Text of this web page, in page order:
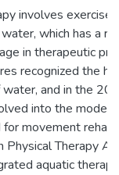
involves exercises
which has a
in therapeutic
recognized the
and in the
into the
movement
Physical Therapy
aquatic